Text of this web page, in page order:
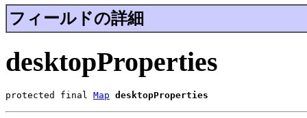
フィールドの詳細
desktopProperties
protected final Map desktopProperties